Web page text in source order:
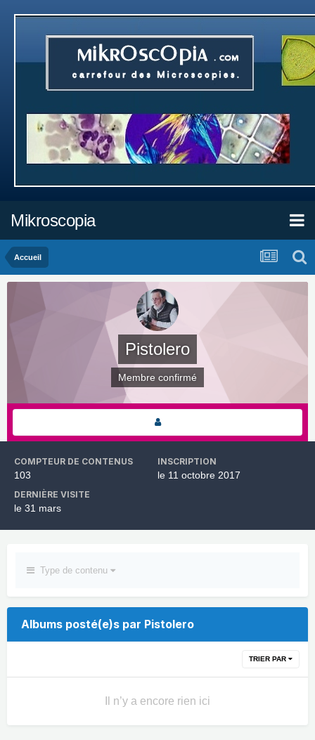
Mikroscopia
Accueil
Pistolero
Membre confirmé
COMPTEUR DE CONTENUS
103
INSCRIPTION
le 11 octobre 2017
DERNIÈRE VISITE
le 31 mars
Type de contenu
Albums posté(e)s par Pistolero
TRIER PAR
Il n’y a encore rien ici